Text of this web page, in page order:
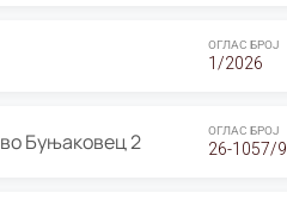
ОГЛАС БРОЈ
1/2026
во Буњаковец 2 ОГЛАС БРОЈ
26-1057/9